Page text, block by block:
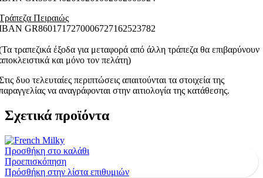
Πειραιώς
GR8601717270006727162523782
τραπεζικά έξοδα για μεταφορά από άλλη τράπεζα θα επιβαρύνουν
και μόνο τον πελάτη)
δυο τελευταίες περιπτώσεις απαιτούνται τα στοιχεία της
να αναγράφονται στην αιτιολογία της κατάθεσης.
Σχετικά προϊόντα
Προσθήκη στο καλάθι
Προεπισκόπηση
Πρόσθήκη στην λίστα επιθυμιών